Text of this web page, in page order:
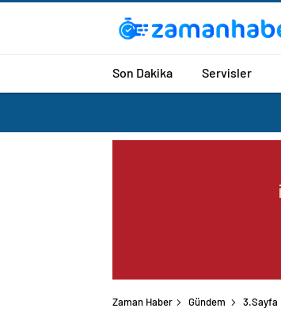
Son Dakika Servisler
Zaman Haber Gündem 3.Sayfa